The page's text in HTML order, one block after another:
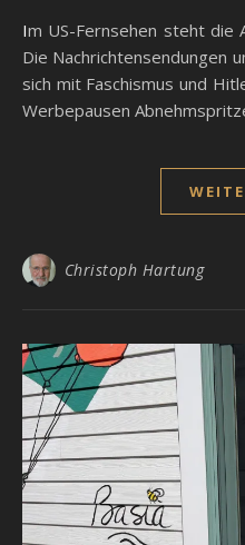
Im US-Fernsehen steht die Apokalypse unmittelbar bevor.
Die Nachrichtensendungen
sich mit Faschismus und
Werbepausen
Christoph Hartung